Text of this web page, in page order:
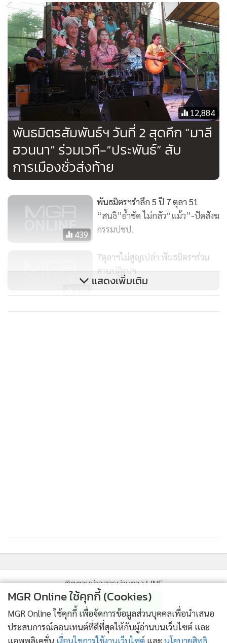
12,884
พันธมิตรสัมพันธ์ฯ วันที่ 2 สุดคึก “มาลี
ฮวนนา” ร่วมเวที-“ประพันธ์” สับ
การเมืองชั่วส่งท้าย
439
พันธมิตรฯรำลึก 5 ปี 7 ตุลา 51
“สนธิ”ย้ำชัด ไม่กลัว“แม้ว”-ปัดสังฆ
กรรมปชป.
178
7ตุลาฯไม่สูญเปล่า พันธมิตรฯร่วม
สานปฏิรูปฯ
พี่น้องหลั่งไหลร่วมงาน “พันธมิต
แสดงเพิ่มเติม
ติดตามข่าวสารผ่านทาง LINE
MGR Online Application
MGR Online ใช้คุกกี้ (Cookies)
MGR Online ใช้คุกกี้ เพื่อจัดการข้อมูลส่วนบุคคลเพื่อนำเสนอ
ประสบการณ์คอนเทนต์ที่ดีที่สุดให้กับผู้อ่านบนเว็บไซต์ และ
แอพพลิเคชั่น เงื่อนไขการใช้งานเว็บไซต์ และ นโยบายสิทธิ